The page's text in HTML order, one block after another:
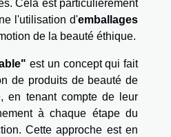
Cela est particulièrement
l'utilisation d'emballages
de la beauté éthique.
est un concept qui fait
de produits de beauté de
en tenant compte de leur
à chaque étape du
Cette approche est en